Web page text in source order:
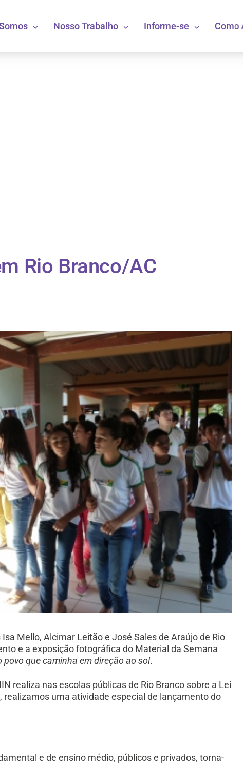
Nosso Trabalho Informe-se Como
Rio Branco/AC
Mello, Alcimar Leitão e José Sales de Araújo de Rio
e a exposição fotográfica do Material da Semana
povo que caminha em direção ao sol.
realiza nas escolas públicas de Rio Branco sobre a Lei
uma atividade especial de lançamento do
e de ensino médio, públicos e privados, torna-